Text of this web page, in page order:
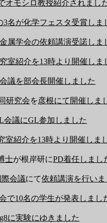
オモシロ教授紹介されまし
3名が化学フェスタ受賞しま
属学会の依頼講演受諾しま
室紹介を13時より開催しま
議を部会長開催しました
研究会を彦根にて開催しま
会議にGL参加しました
室紹介を13時より開催しま
士が根岸研にPD着任しまし
会議にて依頼講演を行い
で10名の学生が発表しまし
に実験にゆきました